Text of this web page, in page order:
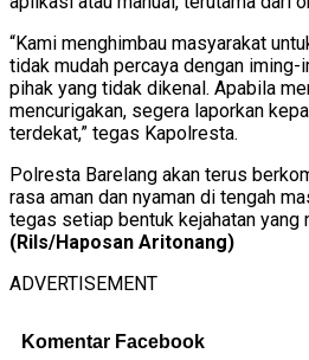
“Kami menghimbau masyarakat
tidak mudah percaya dengan iming-
pihak yang tidak dikenal. Apabila
mencurigakan, segera laporkan
terdekat,” tegas Kapolresta.
Polresta Barelang akan terus
rasa aman dan nyaman di tengah
tegas setiap bentuk kejahatan yang
(Rils/Haposan Aritonang)
ADVERTISEMENT
Komentar Facebook